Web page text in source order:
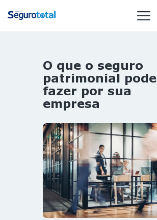
NOTÍCIAS
REVISTA
ESPECIAIS
OURO
ST SUMMIT
MULHERES
GESTORAS
HOMEST
HOME
O que o seguro
patrimonial pode
fazer por sua
empresa